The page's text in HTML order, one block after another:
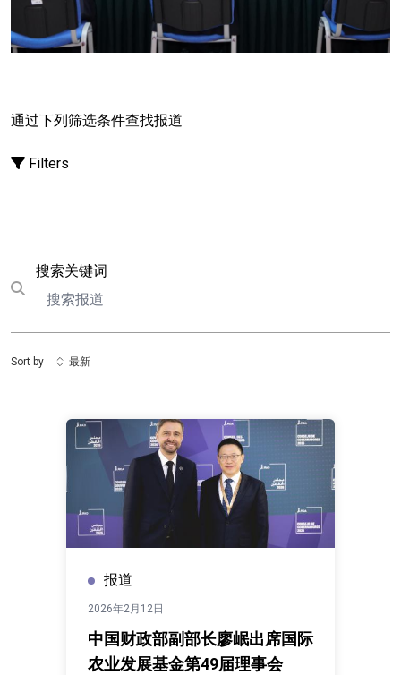
国家创业投资引导基金”
分析了中国创新驱动发展实
践，探讨了长期资本、耐心资本在培育新质生产力中的
重要作用。专题交流三“高质量共建‘一带一路’”研究了
中国碳达峰碳中和政策体系与发展目标，研讨了资源高
流五“社会事业和公共服务
专题交流七“
易、投资、制度型开放领域的实践经验与未来方向，倡
方一致认可联合国与中国持续开展对话、深化务实合作
的重要价值。与会代表认为，为期两天的交流进一步明
更具体的实施路径。（感谢北京朝阳发展有限公司、兆
泰集团为此次联合国驻华系统活动提供的支持。）
通过下列筛选条件查找报道
Filters
Submit search
搜索关键词
Sort by 最新
报道
2026年2月12日
中国财政部副部长廖岷出席国际
农业发展基金第49届理事会